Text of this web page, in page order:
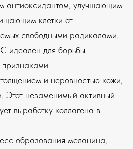
антиоксидантом, улучшающим
клетки от
свободными радикалами.
идеален для борьбы
и неровностью кожи,
Этот незаменимый активный
выработку коллагена в
образования меланина,